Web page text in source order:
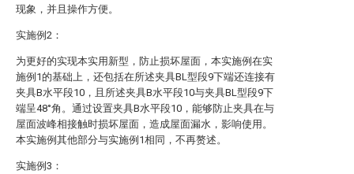
现象，并且操作方便。
实施例2：
为更好的实现本实用新型，防止损坏屋面，本实施例在实
施例1的基础上，还包括在所述夹具BL型段9下端还连接有
夹具B水平段10，且所述夹具B水平段10与夹具BL型段9下
端呈48°角。通过设置夹具B水平段10，能够防止夹具在与
屋面波峰相接触时损坏屋面，造成屋面漏水，影响使用。
本实施例其他部分与实施例1相同，不再赘述。
实施例3：